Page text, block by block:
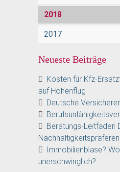
2018
2017
Neueste Beiträge
Kosten für Kfz-
auf Höhenflug
Deutsche
Beratungs-Leitfaden
Immobilienblase?
unerschwinglich?